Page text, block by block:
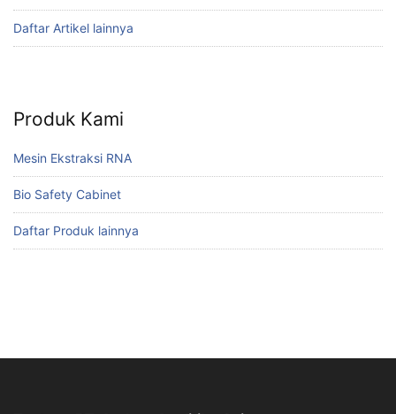
Daftar Artikel lainnya
Produk Kami
Mesin Ekstraksi RNA
Bio Safety Cabinet
Daftar Produk lainnya